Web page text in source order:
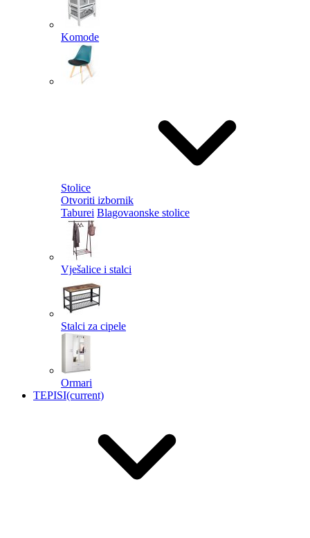
Komode
Stolice
Otvoriti izbornik
Taburei Blagovaonske stolice
Vješalice i stalci
Stalci za cipele
Ormari
TEPISI(current)